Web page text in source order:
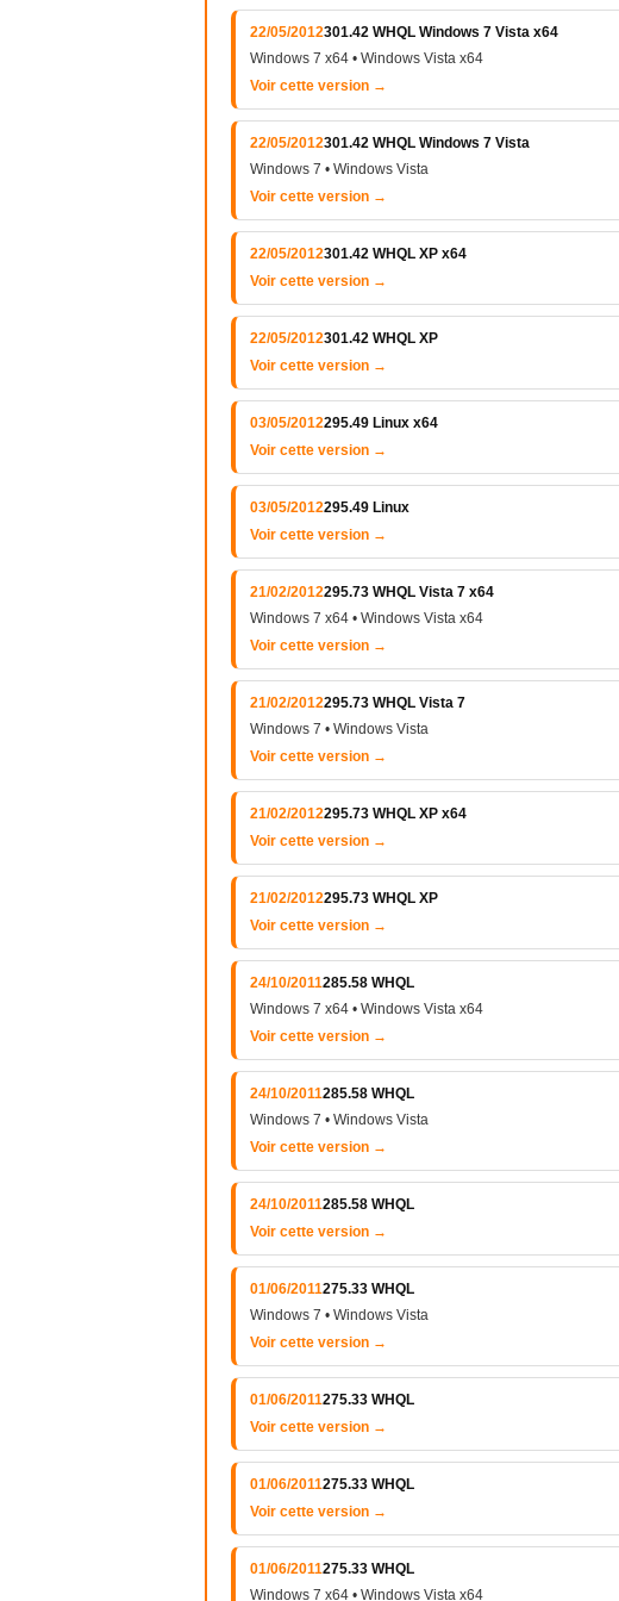
22/05/2012301.42 WHQL Windows 7 Vista x64
Windows 7 x64 • Windows Vista x64
Voir cette version →
22/05/2012301.42 WHQL Windows 7 Vista
Windows 7 • Windows Vista
Voir cette version →
22/05/2012301.42 WHQL XP x64
Voir cette version →
22/05/2012301.42 WHQL XP
Voir cette version →
03/05/2012295.49 Linux x64
Voir cette version →
03/05/2012295.49 Linux
Voir cette version →
21/02/2012295.73 WHQL Vista 7 x64
Windows 7 x64 • Windows Vista x64
Voir cette version →
21/02/2012295.73 WHQL Vista 7
Windows 7 • Windows Vista
Voir cette version →
21/02/2012295.73 WHQL XP x64
Voir cette version →
21/02/2012295.73 WHQL XP
Voir cette version →
24/10/2011285.58 WHQL
Windows 7 x64 • Windows Vista x64
Voir cette version →
24/10/2011285.58 WHQL
Windows 7 • Windows Vista
Voir cette version →
24/10/2011285.58 WHQL
Voir cette version →
01/06/2011275.33 WHQL
Windows 7 • Windows Vista
Voir cette version →
01/06/2011275.33 WHQL
Voir cette version →
01/06/2011275.33 WHQL
Voir cette version →
01/06/2011275.33 WHQL
Windows 7 x64 • Windows Vista x64